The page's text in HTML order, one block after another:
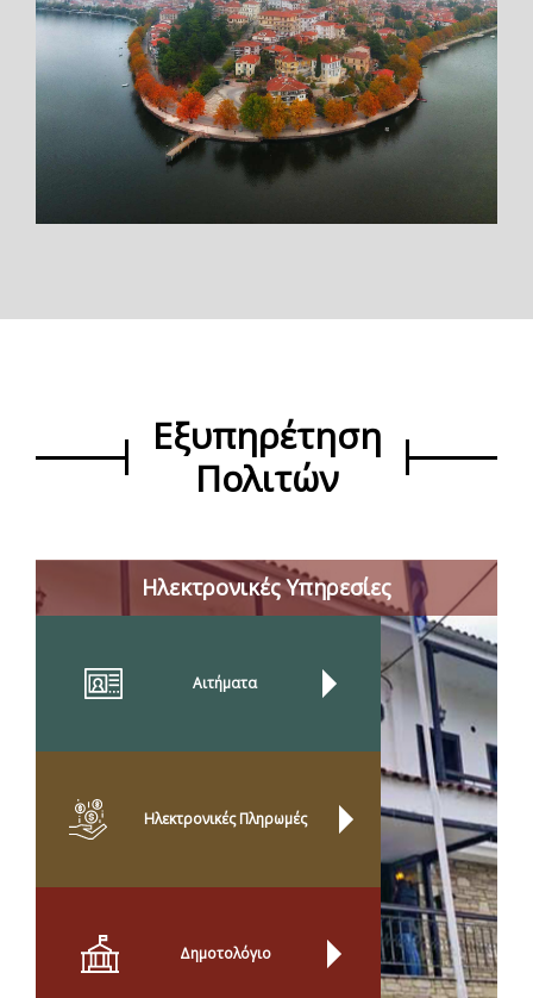
Εξυπηρέτηση
Πολιτών
Ηλεκτρονικές Υπηρεσίες
Αιτήματα
Ηλεκτρονικές Πληρωμές
Δημοτολόγιο